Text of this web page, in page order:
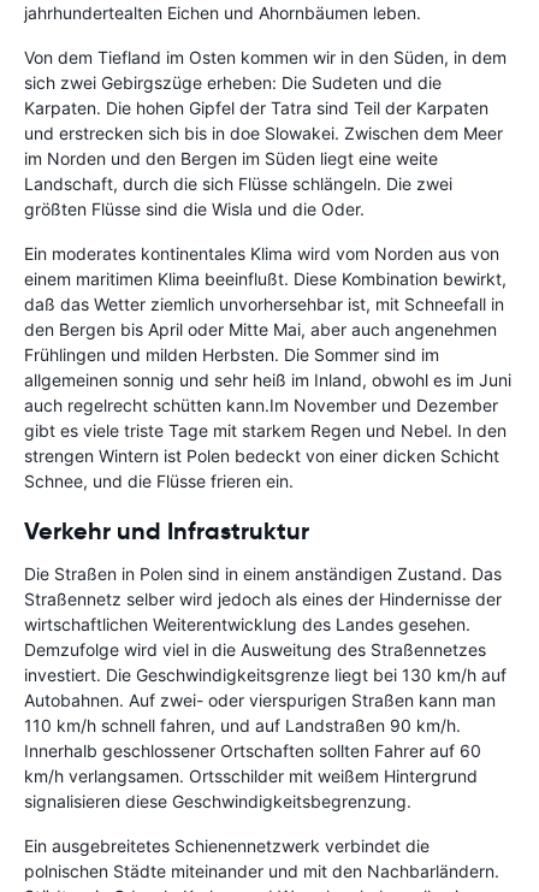
jahrhundertealten Eichen und Ahornbäumen leben.
Von dem Tiefland im Osten kommen wir in den Süden, in dem
sich zwei Gebirgszüge erheben: Die Sudeten und die
Karpaten. Die hohen Gipfel der Tatra sind Teil der Karpaten
und erstrecken sich bis in doe Slowakei. Zwischen dem Meer
im Norden und den Bergen im Süden liegt eine weite
Landschaft, durch die sich Flüsse schlängeln. Die zwei
größten Flüsse sind die Wisla und die Oder.
Ein moderates kontinentales Klima wird vom Norden aus von
einem maritimen Klima beeinflußt. Diese Kombination bewirkt,
daß das Wetter ziemlich unvorhersehbar ist, mit Schneefall in
den Bergen bis April oder Mitte Mai, aber auch angenehmen
Frühlingen und milden Herbsten. Die Sommer sind im
allgemeinen sonnig und sehr heiß im Inland, obwohl es im Juni
auch regelrecht schütten kann.Im November und Dezember
gibt es viele triste Tage mit starkem Regen und Nebel. In den
strengen Wintern ist Polen bedeckt von einer dicken Schicht
Schnee, und die Flüsse frieren ein.
Verkehr und Infrastruktur
Die Straßen in Polen sind in einem anständigen Zustand. Das
Straßennetz selber wird jedoch als eines der Hindernisse der
wirtschaftlichen Weiterentwicklung des Landes gesehen.
Demzufolge wird viel in die Ausweitung des Straßennetzes
investiert. Die Geschwindigkeitsgrenze liegt bei 130 km/h auf
Autobahnen. Auf zwei- oder vierspurigen Straßen kann man
110 km/h schnell fahren, und auf Landstraßen 90 km/h.
Innerhalb geschlossener Ortschaften sollten Fahrer auf 60
km/h verlangsamen. Ortsschilder mit weißem Hintergrund
signalisieren diese Geschwindigkeitsbegrenzung.
Ein ausgebreitetes Schienennetzwerk verbindet die
polnischen Städte miteinander und mit den Nachbarländern.